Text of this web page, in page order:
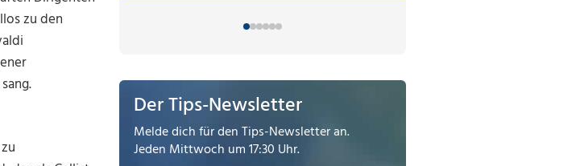
zu den
Der Tips-Newsletter
Melde dich für den Tips-Newsletter an.
Jeden Mittwoch um 17:30 Uhr.